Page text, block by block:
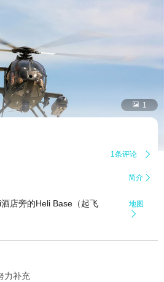
 1
1条评论 
简介 
店旁的Heli Base（起飞
地图

力补充